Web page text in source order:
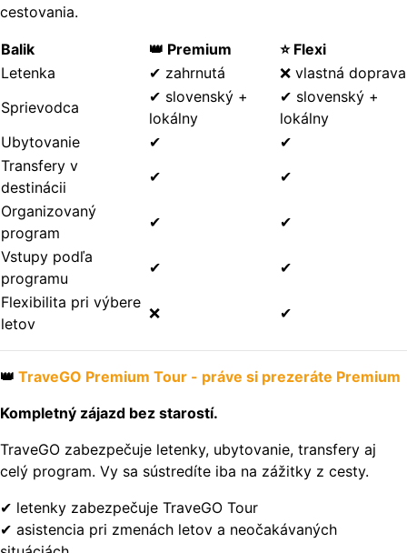
cestovania.
Balik 👑 Premium
⭐ Flexi
Letenka
✔ zahrnutá
❌ vlastná doprava
Sprievodca
✔ slovenský +
lokálny
✔ slovenský +
lokálny
Ubytovanie
✔
✔
Transfery v
destinácii
✔
✔
Organizovaný
program
✔
✔
Vstupy podľa
programu
✔
✔
Flexibilita pri výbere
letov
❌ ✔
👑 TraveGO Premium Tour - práve si prezeráte Premium
Kompletný zájazd bez starostí.
TraveGO zabezpečuje letenky, ubytovanie, transfery aj
celý program. Vy sa sústredíte iba na zážitky z cesty.
✔ letenky zabezpečuje TraveGO Tour
✔ asistencia pri zmenách letov a neočakávaných